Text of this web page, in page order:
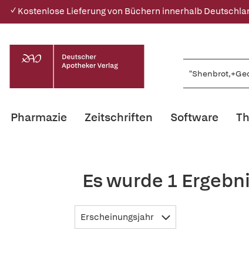
✓ Kostenlose Lieferung von Büchern innerhalb
Pharmazie Zeitschriften Software
Es wurde 1
Erscheinungsjahr